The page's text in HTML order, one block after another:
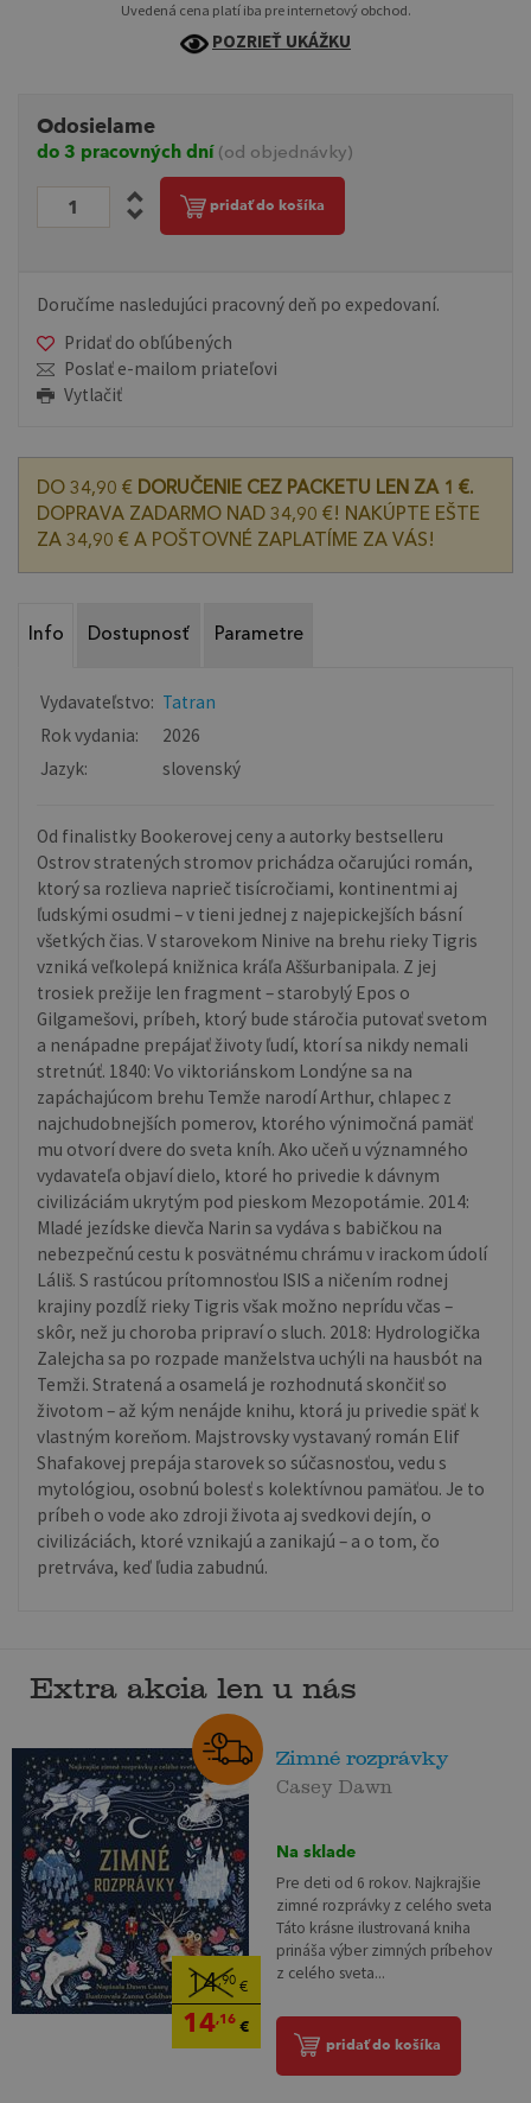
Uvedená cena platí iba pre internetový obchod.
POZRIEŤ UKÁŽKU
Odosielame
do 3 pracovných dní (od objednávky)
pridať do košíka
Doručíme nasledujúci pracovný deň po expedovaní.
Pridať do obľúbených
Poslať e-mailom priateľovi
Vytlačiť
DO 34,90 € DORUČENIE CEZ PACKETU LEN ZA 1 €.
DOPRAVA ZADARMO NAD 34,90 €! NAKÚPTE EŠTE
ZA 34,90 € A POŠTOVNÉ ZAPLATÍME ZA VÁS!
Info Dostupnosť Parametre
Vydavateľstvo: Tatran
Rok vydania:
2026
Jazyk:
slovenský
Od finalistky Bookerovej ceny a autorky bestselleru
Ostrov stratených stromov prichádza očarujúci román,
ktorý sa rozlieva naprieč tisícročiami, kontinentmi aj
ľudskými osudmi – v tieni jednej z najepickejších básní
všetkých čias. V starovekom Ninive na brehu rieky Tigris
vzniká veľkolepá knižnica kráľa Aššurbanipala. Z jej
trosiek prežije len fragment – starobylý Epos o
Gilgamešovi, príbeh, ktorý bude stáročia putovať svetom
a nenápadne prepájať životy ľudí, ktorí sa nikdy nemali
stretnúť. 1840: Vo viktoriánskom Londýne sa na
zapáchajúcom brehu Temže narodí Arthur, chlapec z
najchudobnejších pomerov, ktorého výnimočná pamäť
mu otvorí dvere do sveta kníh. Ako učeň u významného
vydavateľa objaví dielo, ktoré ho privedie k dávnym
civilizáciám ukrytým pod pieskom Mezopotámie. 2014:
Mladé jezídske dievča Narin sa vydáva s babičkou na
nebezpečnú cestu k posvätnému chrámu v irackom údolí
Láliš. S rastúcou prítomnosťou ISIS a ničením rodnej
krajiny pozdĺž rieky Tigris však možno neprídu včas –
skôr, než ju choroba pripraví o sluch. 2018: Hydrologička
Zalejcha sa po rozpade manželstva uchýli na hausbót na
Temži. Stratená a osamelá je rozhodnutá skončiť so
životom – až kým nenájde knihu, ktorá ju privedie späť k
vlastným koreňom. Majstrovsky vystavaný román Elif
Shafakovej prepája starovek so súčasnosťou, vedu s
mytológiou, osobnú bolesť s kolektívnou pamäťou. Je to
príbeh o vode ako zdroji života aj svedkovi dejín, o
civilizáciách, ktoré vznikajú a zanikajú – a o tom, čo
pretrváva, keď ľudia zabudnú.
Extra akcia len u nás
14,90€
14,16€
Zimné rozprávky
Casey Dawn
Na sklade
Pre deti od 6 rokov. Najkrajšie
zimné rozprávky z celého sveta
Táto krásne ilustrovaná kniha
prináša výber zimných príbehov
z celého sveta...
pridať do košíka